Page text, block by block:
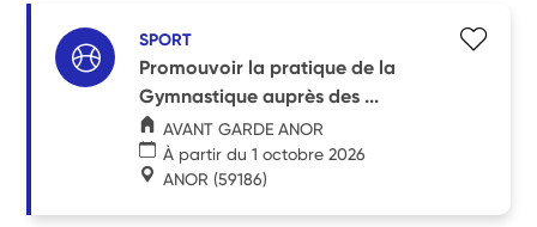
SPORT
Promouvoir la pratique de la
Gymnastique auprès des ...
AVANT GARDE ANOR
À partir du 1 octobre 2026
ANOR (59186)